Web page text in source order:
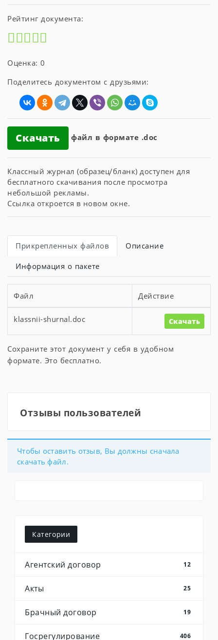
Рейтинг документа:
Оценка: 0
Поделитесь документом с друзьями:
Скачать файл в формате .doc
Классный журнал (образец/бланк) доступен для
бесплатного скачивания после просмотра
небольшой рекламы.
Ссылка откроется в новом окне.
Прикрепленных файлов Описание
Информация о пакете
Файл Действие
klassnii-shurnal.doc Скачать
Сохраните этот документ у себя в удобном
формате. Это бесплатно.
Отзывы пользователей
Чтобы оставить отзыв, Вы должны сначала
скачать файл.
Категории
Агентский договор 12
Акты 25
Брачный договор 19
Госрегулирование 406